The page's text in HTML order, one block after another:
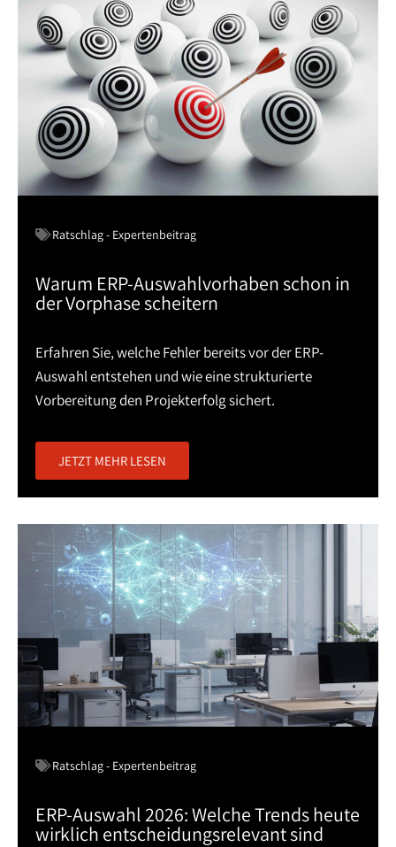
Ratschlag - Expertenbeitrag
Warum ERP-Auswahlvorhaben schon in
der Vorphase scheitern
Erfahren Sie, welche Fehler bereits vor der ERP-
Auswahl entstehen und wie eine strukturierte
Vorbereitung den Projekterfolg sichert.
JETZT MEHR LESEN
Ratschlag - Expertenbeitrag
ERP-Auswahl 2026: Welche Trends heute
wirklich entscheidungsrelevant sind